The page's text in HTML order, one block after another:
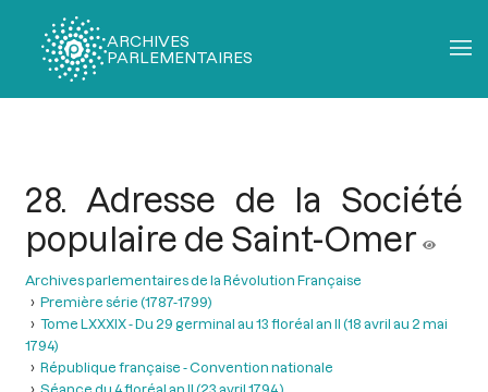
ARCHIVES
PARLEMENTAIRES
28. Adresse de la Société
populaire de Saint-Omer
Archives parlementaires de la Révolution Française
Première série (1787-1799)
Tome LXXXIX - Du 29 germinal au 13 floréal an II (18 avril au 2 mai
1794)
République française - Convention nationale
Séance du 4 floréal an II (23 avril 1794 )